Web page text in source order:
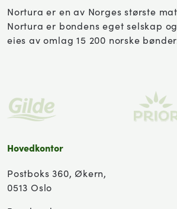
Nortura er en av Norges største
Nortura er bondens eget selskap
eies av omlag 15 200 norske
Hovedkontor
Postboks 360, Økern,
0513 Oslo